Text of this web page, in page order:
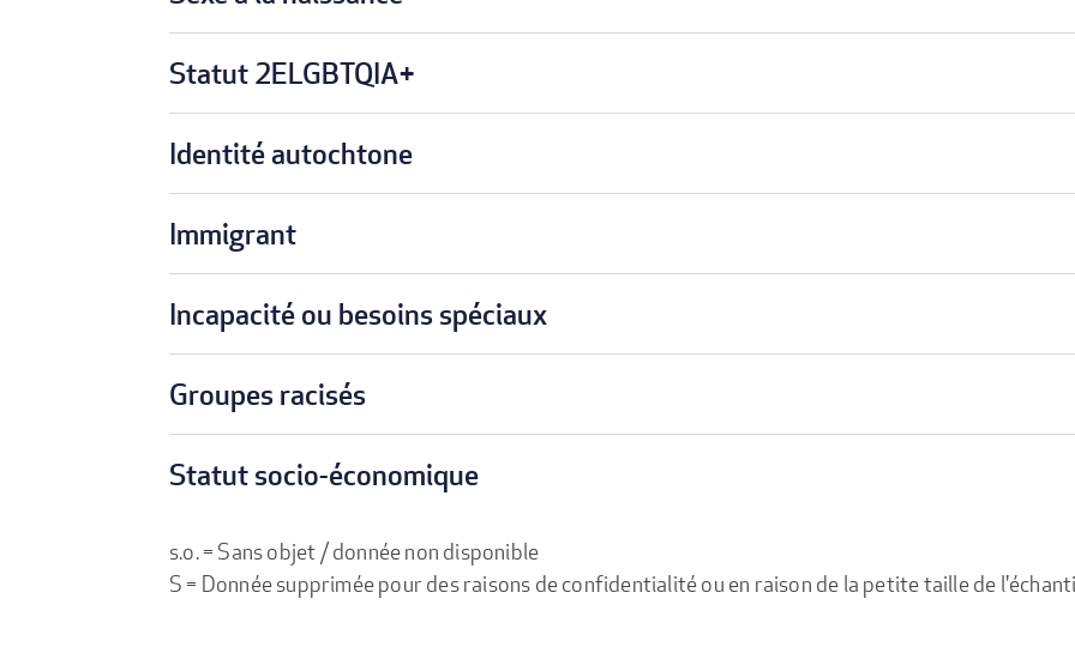
Statut 2ELGBTQIA+
Identité autochtone
Immigrant
Incapacité ou besoins spéciaux
Groupes racisés
Statut socio-économique
s.o. = Sans objet / donnée non disponible
S = Donnée supprimée pour des raisons de confidentialité ou en raison de la petite taille de